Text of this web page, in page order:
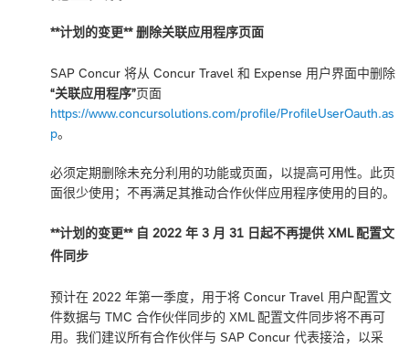
**计划的变更** 删除关联应用程序页面
SAP Concur 将从 Concur Travel 和 Expense 用户界面中删除
“关联应用程序”页面
https://www.concursolutions.com/profile/ProfileUserOauth.as
p。
必须定期删除未充分利用的功能或页面，以提高可用性。此页
面很少使用；不再满足其推动合作伙伴应用程序使用的目的。
**计划的变更** 自 2022 年 3 月 31 日起不再提供 XML 配置文
件同步
预计在 2022 年第一季度，用于将 Concur Travel 用户配置文
件数据与 TMC 合作伙伴同步的 XML 配置文件同步将不再可
用。我们建议所有合作伙伴与 SAP Concur 代表接洽，以采